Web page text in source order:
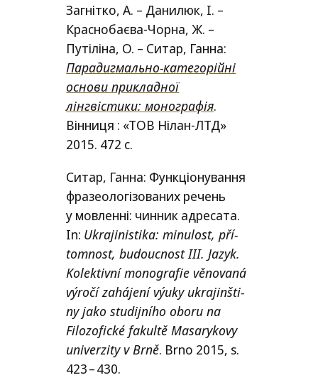
Загнітко, А. – Данилюк, І. –
Краснобаєва-Чорна, Ж. –
Путіліна, О. – Ситар, Ганна:
Парадигмально-категорійні
основи прикладної
лінгвістики: монографія.
Вінниця : «ТОВ Нілан-ЛТД»
2015. 472 с.
Ситар, Ганна: Функціонування
фразеологізованих речень
у мовленні: чинник адресата.
In: Ukrajinistika: minu­lost, pří­
tom­nost, budouc­nost III. Jazyk.
Kolektivní mono­gra­fie věno­va­ná
výro­čí zahá­je­ní výu­ky ukra­jin­šti­
ny jako stu­dij­ní­ho obo­ru na
Filozofické fakul­tě Masarykovy
uni­ver­zi­ty v Brně. Brno 2015, s.
423 – 430.